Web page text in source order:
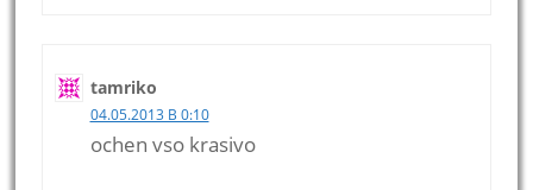
tamriko
04.05.2013 В 0:10
ochen vso krasivo